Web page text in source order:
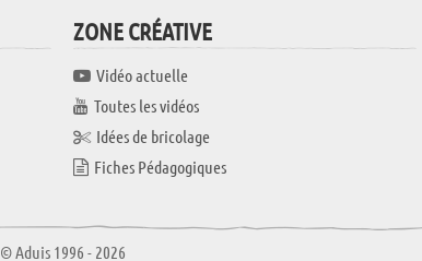
ZONE CRÉATIVE
Vidéo actuelle
Toutes les vidéos
Idées de bricolage
Fiches Pédagogiques
© Aduis 1996 - 2026